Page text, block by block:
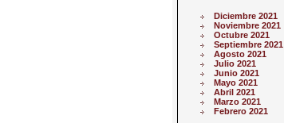
Diciembre 2021
Noviembre 2021
Octubre 2021
Septiembre 2021
Agosto 2021
Julio 2021
Junio 2021
Mayo 2021
Abril 2021
Marzo 2021
Febrero 2021